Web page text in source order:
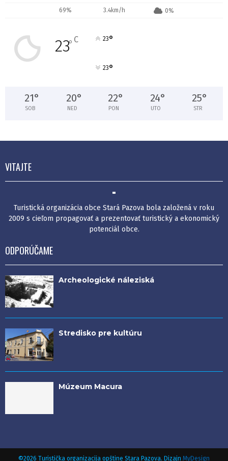
69% 3.4km/h 0%
23° C 23°
23°
21°
SOB
20°
NED
22°
PON
24°
UTO
25°
STR
VITAJTE
Turistická organizácia obce Stará Pazova bola založená v roku
2009 s cieľom propagovať a prezentovať turistický a ekonomický
potenciál obce.
ODPORÚČAME
Archeologické náleziská
Stredisko pre kultúru
Múzeum Macura
©2026 Turistička organizacija opštine Stara Pazova. Dizajn MyDesign